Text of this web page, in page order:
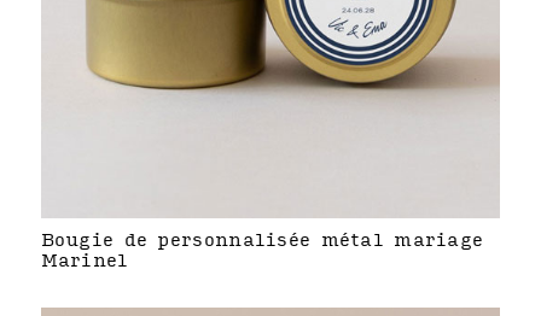
Bougie de personnalisée métal mariage
Marinel